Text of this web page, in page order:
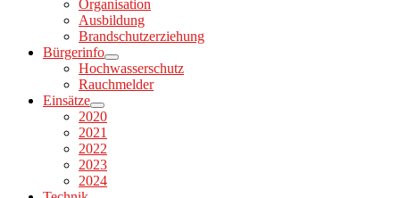
Organisation
Ausbildung
Brandschutzerziehung
Bürgerinfo
Hochwasserschutz
Rauchmelder
Einsätze
2020
2021
2022
2023
2024